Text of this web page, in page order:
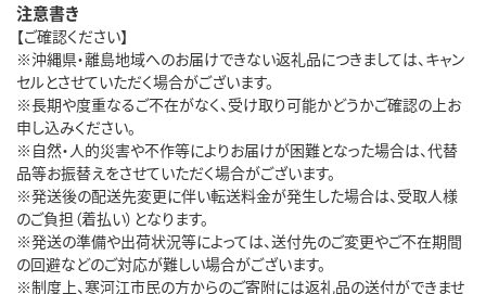
注意書き
【ご確認ください】
※沖縄県・離島地域へのお届けできない返礼品につきましては、キャン
セルとさせていただく場合がございます。
※長期や度重なるご不在がなく、受け取り可能かどうかご確認の上お
申し込みください。
※自然・人的災害や不作等によりお届けが困難となった場合は、代替
品等お振替えをさせていただく場合がございます。
※発送後の配送先変更に伴い転送料金が発生した場合は、受取人様
のご負担（着払い）となります。
※発送の準備や出荷状況等によっては、送付先のご変更やご不在期間
の回避などのご対応が難しい場合がございます。
※制度上、寒河江市民の方からのご寄附には返礼品の送付ができませ